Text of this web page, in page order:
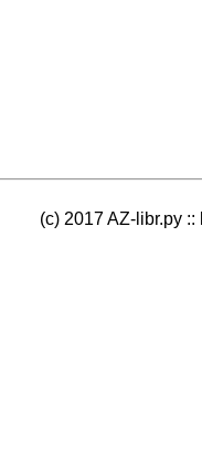
(c) 2017 AZ-libr.ру ::